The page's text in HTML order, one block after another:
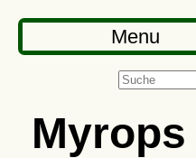
Menu
Myrops